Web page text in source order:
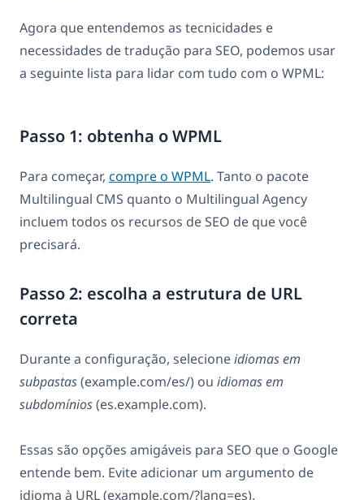
Agora que entendemos as tecnicidades e
necessidades de tradução para SEO, podemos usar
a seguinte lista para lidar com tudo com o WPML:
Passo 1: obtenha o WPML
Para começar, compre o WPML. Tanto o pacote
Multilingual CMS quanto o Multilingual Agency
incluem todos os recursos de SEO de que você
precisará.
Passo 2: escolha a estrutura de URL
correta
Durante a configuração, selecioneidiomas em
subpastas(example.com/es/) ou idiomas em
subdomínios(es.example.com).
Essas são opções amigáveis para SEO que o Google
entende bem. Evite adicionar um argumento de
idioma à URL (example.com/?lang=es).